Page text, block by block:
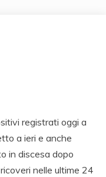
registrati oggi a
a ieri e anche
in discesa dopo
nelle ultime 24